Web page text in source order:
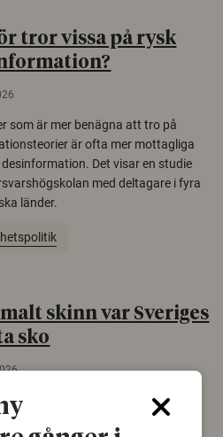
tror vissa på rysk
som är mer benägna att tro på
är ofta mer mottagliga
Det visar en studie
med deltagare i fyra
länder.
skinn var Sveriges
sko
arkeologer länge trodde var en
visar sig vara delar av en 2000 år